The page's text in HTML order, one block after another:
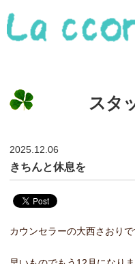
スタ
2025.12.06
きちんと休息を
カウンセラーの大西さおりで